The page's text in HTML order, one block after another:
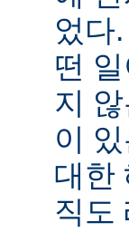
었다
떤
지
이
대한
직도